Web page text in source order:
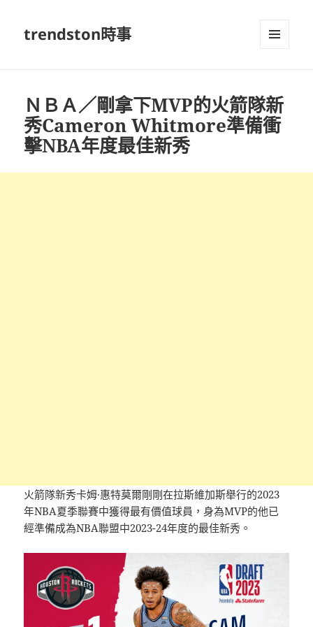
trendston時事
ＮＢＡ／剛拿下MVP的火箭隊新
秀Cameron Whitmore準備衝
擊NBA年度最佳新秀
火箭隊新秀卡姆·惠特莫爾剛剛在拉斯維加斯舉行的2023
年NBA夏季聯賽中獲得最有價值球員，身為MVP的他已
經準備成為NBA聯盟中2023-24年度的最佳新秀。